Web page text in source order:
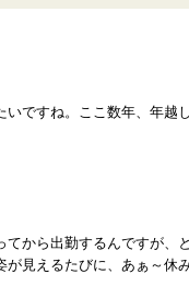
ですね。ここ数年、年越
から出勤するんですが、
見えるたびに、あぁ～休